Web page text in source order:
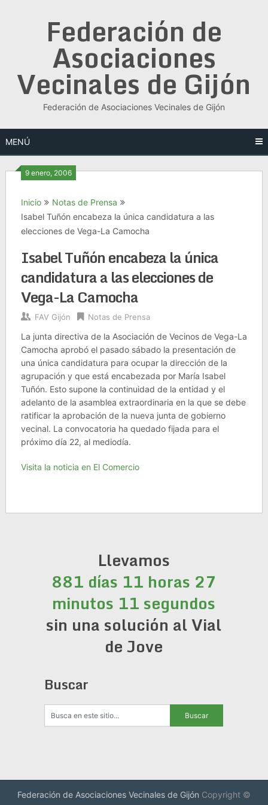
Federación de
Asociaciones
Vecinales de Gijón
Federación de Asociaciones Vecinales de Gijón
MENÚ
9 enero, 2006
Inicio
Notas de Prensa
Isabel Tuñón encabeza la única candidatura a las
elecciones de Vega-La Camocha
Isabel Tuñón encabeza la única
candidatura a las elecciones de
Vega-La Camocha
FAV Gijón Notas de Prensa
La junta directiva de la Asociación de Vecinos de Vega-La
Camocha aprobó el pasado sábado la presentación de
una única candidatura para ocupar la dirección de la
agrupación y que está encabezada por María Isabel
Tuñón. Esto supone la continuidad de la entidad y el
adelanto de la asamblea extraordinaria en la que se debe
ratificar la aprobación de la nueva junta de gobierno
vecinal. La convocatoria ha quedado fijada para el
próximo día 22, al mediodía.
Visita la noticia en El Comercio
Llevamos
881 días 11 horas 27
minutos 11 segundos
sin una solución al Vial
de Jove
Buscar
Federación de Asociaciones Vecinales de Gijón Copyright ©